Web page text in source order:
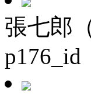
張七郎
p176_id